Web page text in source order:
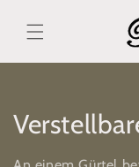
zum
Inhalt
K
a